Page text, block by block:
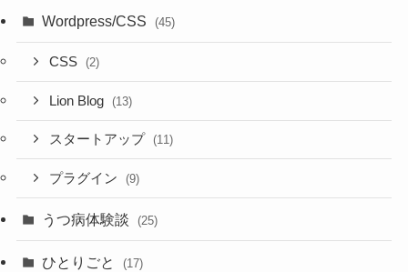
Wordpress/CSS (45)
CSS (2)
Lion Blog (13)
スタートアップ (11)
プラグイン (9)
うつ病体験談 (25)
ひとりごと (17)